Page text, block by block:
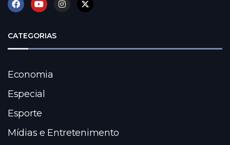
CATEGORIAS
Economia
Especial
Esporte
Mídias e Entretenimento